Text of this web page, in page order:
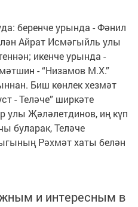
беренче урында - Фәнил
Айрат Исмәгыйль улы
икенче урында -
- “Низамов М.Х.”
Биш көнлек хезмәт
- Теләче” ширкәте
Җәләлетдинов, иң күп
буларак, Теләче
Рәхмәт хаты белән
и интересным в